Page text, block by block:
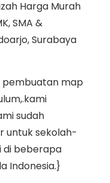
Harga Murah
SMA &
Surabaya
pembuatan map
sudah
untuk sekolah-
di beberapa
Indonesia.}